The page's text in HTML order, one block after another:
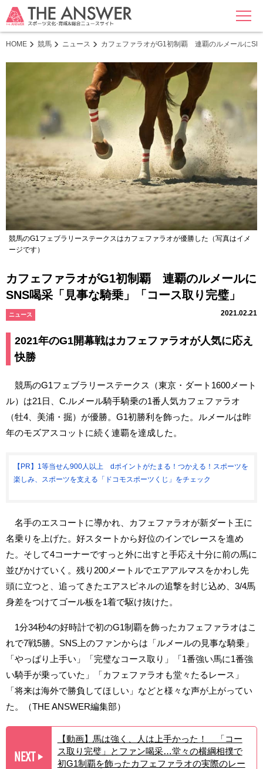
MENU
HOME 競馬 ニュース カフェファラオがG1初制覇 連覇のルメールに
競馬のG1フェブラリーステークスはカフェファラオが優勝した（写真はイメ
ージです）
カフェファラオがG1初制覇 連覇のルメールに
SNS喝采「見事な騎乗」「コース取り完璧」
ニュース 2021.02.21
2021年のG1開幕戦はカフェファラオが人気に応え
快勝
競馬のG1フェブラリーステークス（東京・ダート1600メート
ル）は21日、C.ルメール騎手騎乗の1番人気カフェファラオ
（牡4、美浦・掘）が優勝。G1初勝利を飾った。ルメールは昨
年のモズアスコットに続く連覇を達成した。
【PR】1等当せん900人以上 dポイントがたまる！つかえる！スポーツを
楽しみ、スポーツを支える「ドコモスポーツくじ」をチェック
名手のエスコートに導かれ、カフェファラオが新ダート王に
名乗りを上げた。好スタートから好位のインでレースを進め
た。そして4コーナーですっと外に出すと手応え十分に前の馬に
並びかけていく。残り200メートルでエアアルマスをかわし先
頭に立つと、追ってきたエアスピネルの追撃を封じ込め、3/4馬
身差をつけてゴール板を1着で駆け抜けた。
1分34秒4の好時計で初のG1制覇を飾ったカフェファラオはこ
れで7戦5勝。SNS上のファンからは「ルメールの見事な騎乗」
「やっぱり上手い」「完璧なコース取り」「1番強い馬に1番強
い騎手が乗っていた」「カフェファラオも堂々たるレース」
「将来は海外で勝負してほしい」などと様々な声が上がってい
た。（THE ANSWER編集部）
NEXT ▶︎
【動画】馬は強く、人は上手かった！ 「コー
ス取り完璧」とファン喝采…堂々の横綱相撲で
初G1制覇を飾ったカフェファラオの実際のレー